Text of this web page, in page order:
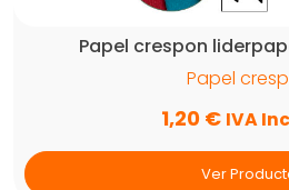
Papel crespon
Papel
1,20 € IVA
Ver